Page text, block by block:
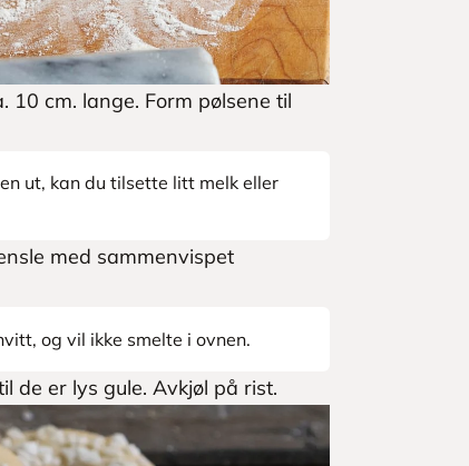
10 cm. lange. Form pølsene til
ut, kan du tilsette litt melk eller
med sammenvispet
og vil ikke smelte i ovnen.
de er lys gule. Avkjøl på rist.